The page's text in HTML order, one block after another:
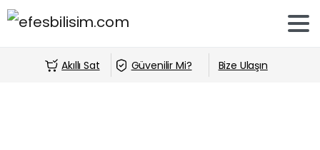
Akıllı Sat Güvenilir Mi? Bize Ulaşın